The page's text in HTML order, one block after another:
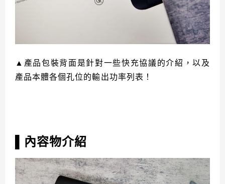
▲產品包裝背面是針對一些快充協議的介紹，以及
產品本體各個孔位的輸出功率列表！
內容物介紹